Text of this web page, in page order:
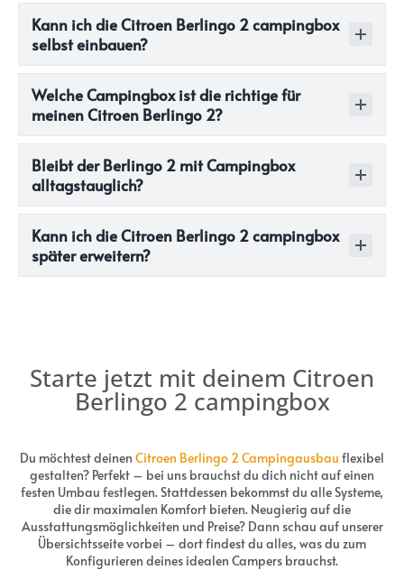
Kann ich die Citroen Berlingo 2 campingbox
selbst einbauen?
Welche Campingbox ist die richtige für
meinen Citroen Berlingo 2?
Bleibt der Berlingo 2 mit Campingbox
alltagstauglich?
Kann ich die Citroen Berlingo 2 campingbox
später erweitern?
Starte jetzt mit deinem Citroen
Berlingo 2 campingbox
Du möchtest deinen Citroen Berlingo 2 Campingausbau flexibel
gestalten? Perfekt – bei uns brauchst du dich nicht auf einen
festen Umbau festlegen. Stattdessen bekommst du alle Systeme,
die dir maximalen Komfort bieten. Neugierig auf die
Ausstattungsmöglichkeiten und Preise? Dann schau auf unserer
Übersichtsseite vorbei – dort findest du alles, was du zum
Konfigurieren deines idealen Campers brauchst.